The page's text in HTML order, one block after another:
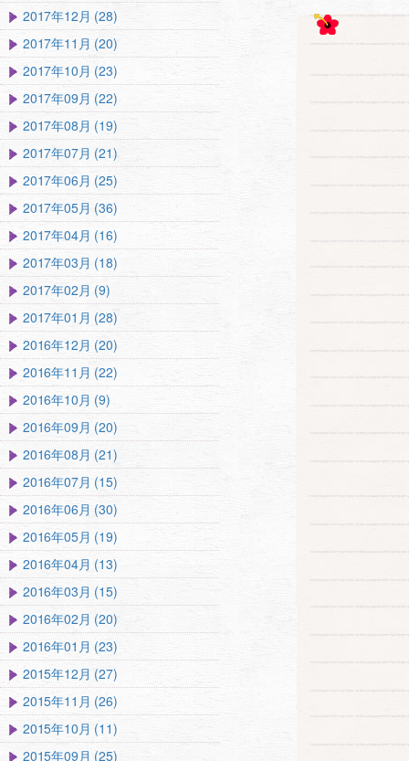
2017年12月 (28)
2017年11月 (20)
2017年10月 (23)
2017年09月 (22)
2017年08月 (19)
2017年07月 (21)
2017年06月 (25)
2017年05月 (36)
2017年04月 (16)
2017年03月 (18)
2017年02月 (9)
2017年01月 (28)
2016年12月 (20)
2016年11月 (22)
2016年10月 (9)
2016年09月 (20)
2016年08月 (21)
2016年07月 (15)
2016年06月 (30)
2016年05月 (19)
2016年04月 (13)
2016年03月 (15)
2016年02月 (20)
2016年01月 (23)
2015年12月 (27)
2015年11月 (26)
2015年10月 (11)
2015年09月 (25)